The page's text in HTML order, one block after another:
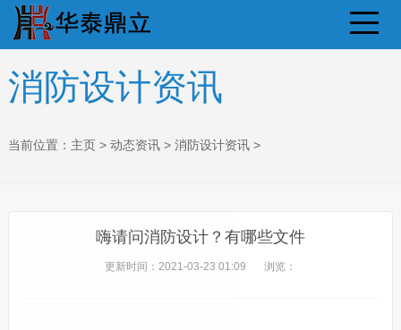
消防设计资讯
当前位置： 主页> 动态资讯> 消防设计资讯>
嗨请问消防设计？有哪些文件
更新时间：2021-03-23 01:09 浏览：